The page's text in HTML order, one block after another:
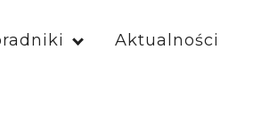
Aktualności